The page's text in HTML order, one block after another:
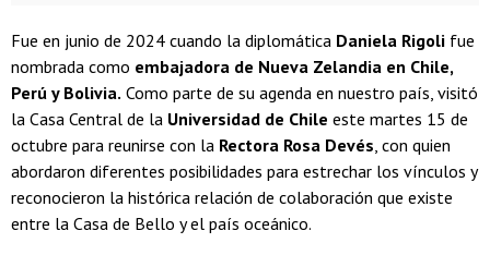
Fue en junio de 2024 cuando la diplomática Daniela Rigoli fue
nombrada como embajadora de Nueva Zelandia en Chile,
Perú y Bolivia. Como parte de su agenda en nuestro país, visitó
la Casa Central de la Universidad de Chile este martes 15 de
octubre para reunirse con la Rectora Rosa Devés, con quien
abordaron diferentes posibilidades para estrechar los vínculos y
reconocieron la histórica relación de colaboración que existe
entre la Casa de Bello y el país oceánico.